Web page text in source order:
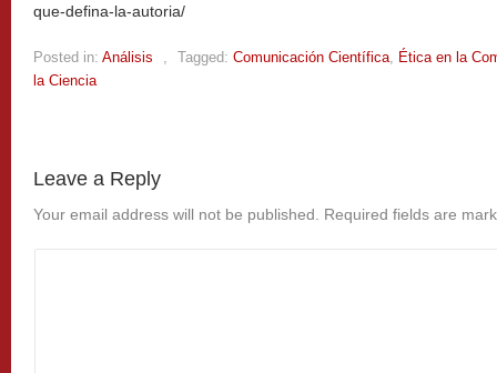
que-defina-la-autoria/
Posted in: Análisis Tagged: Comunicación Científica Ética en la
la Ciencia
Leave a Reply
Your email address will not be published. Required fields are